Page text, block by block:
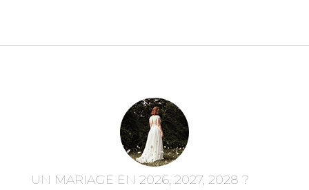
UN MARIAGE EN 2026, 2027, 2028 ?